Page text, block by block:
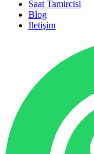
Saat Tamircisi
Blog
İletişim